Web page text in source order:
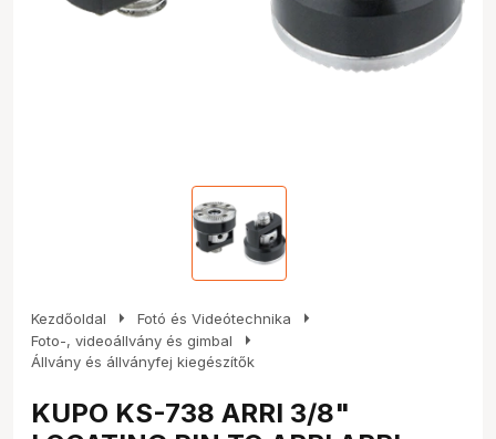
Kezdőoldal arrow_right Fotó és Videótechnika arrow_right
Foto-, videoállvány és gimbal arrow_right
Állvány és állványfej kiegészítők
KUPO KS-738 ARRI 3/8"